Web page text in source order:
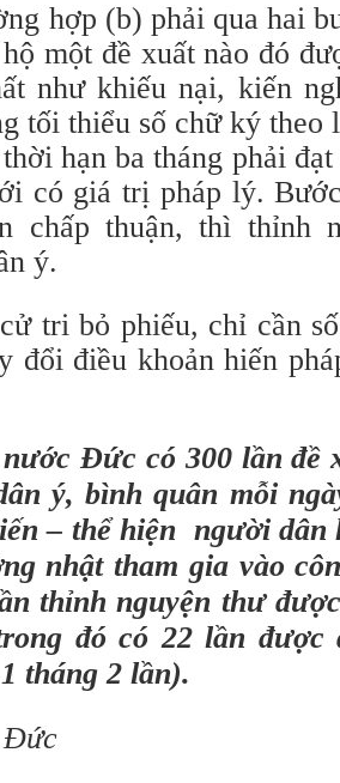
hợp (b) phải qua hai
một đề xuất nào đó
như khiếu nại, kiến
tối thiểu số chữ ký theo
hạn ba tháng phải
có giá trị pháp lý.
chấp thuận, thì thỉnh
ý.
tri bỏ phiếu, chỉ cần
đổi điều khoản hiến
Đức có 300 lần đề
ý, bình quân mỗi
– thể hiện người
nhật tham gia vào
thỉnh nguyện thư
đó có 22 lần
tháng 2 lần).
Đức